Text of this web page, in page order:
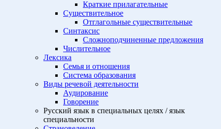
Краткие прилагательные
Существительное
Отглагольные существительные
Синтаксис
Сложноподчиненные предложения
Числительное
Лексика
Семья и отношения
Система образования
Виды речевой деятельности
Аудирование
Говорение
Русский язык в специальных целях / язык
специальности